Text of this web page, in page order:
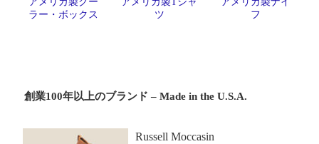
ラー・ボックス
ツ
フ
創業100年以上のブランド – Made in the U.S.A.
Russell Moccasin